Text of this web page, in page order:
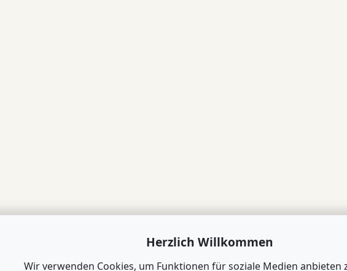
Herzlich Willkommen
Wir verwenden Cookies, um Funktionen für soziale Medien anbieten